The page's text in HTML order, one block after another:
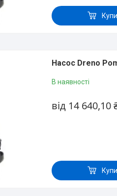
Насос Dreno
В наявності
від 14 640,10